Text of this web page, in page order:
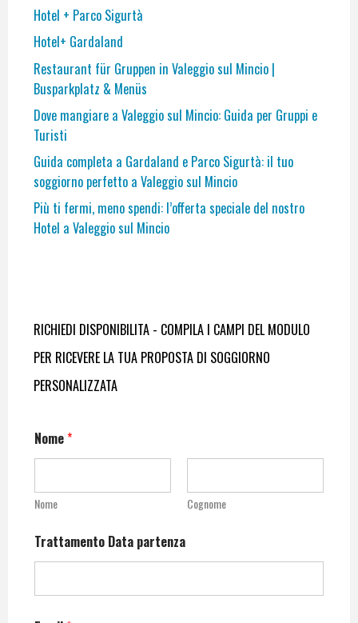
Hotel + Parco Sigurtà
Hotel+ Gardaland
Restaurant für Gruppen in Valeggio sul Mincio |
Busparkplatz & Menüs
Dove mangiare a Valeggio sul Mincio: Guida per Gruppi e
Turisti
Guida completa a Gardaland e Parco Sigurtà: il tuo
soggiorno perfetto a Valeggio sul Mincio
Più ti fermi, meno spendi: l’offerta speciale del nostro
Hotel a Valeggio sul Mincio
RICHIEDI DISPONIBILITA - COMPILA I CAMPI DEL MODULO
PER RICEVERE LA TUA PROPOSTA DI SOGGIORNO
PERSONALIZZATA
Nome*
Nome Cognome
Trattamento Data partenza